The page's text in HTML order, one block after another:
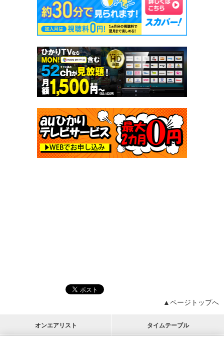
▲ページトップへ
オンエアリスト タイムテーブル